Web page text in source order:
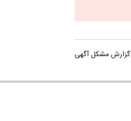
گزارش مشکل آگهی